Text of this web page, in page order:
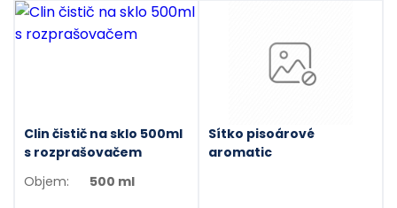
Clin čistič na sklo 500ml
s rozprašovačem
Objem:
500 ml
Sítko pisoárové
aromatic